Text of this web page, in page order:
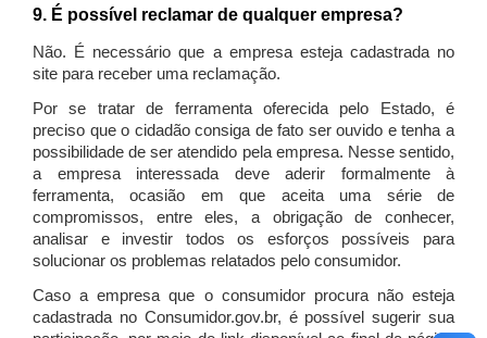
9. É possível reclamar de qualquer empresa?
Não. É necessário que a empresa esteja cadastrada no
site para receber uma reclamação.
Por se tratar de ferramenta oferecida pelo Estado, é
preciso que o cidadão consiga de fato ser ouvido e tenha a
possibilidade de ser atendido pela empresa. Nesse sentido,
a empresa interessada deve aderir formalmente à
ferramenta, ocasião em que aceita uma série de
compromissos, entre eles, a obrigação de conhecer,
analisar e investir todos os esforços possíveis para
solucionar os problemas relatados pelo consumidor.
Caso a empresa que o consumidor procura não esteja
cadastrada no Consumidor.gov.br, é possível sugerir sua